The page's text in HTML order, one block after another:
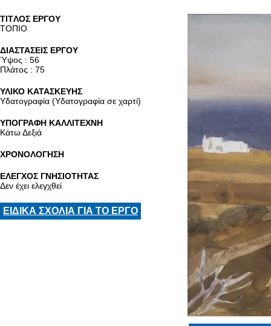
TITΛΟΣ ΕΡΓΟΥ
ΤΟΠΙΟ
ΔΙΑΣΤΑΣΕΙΣ ΕΡΓΟΥ
Ύψος : 56
Πλάτος : 75
ΥΛΙΚΟ ΚΑΤΑΣΚΕΥΗΣ
Υδατογραφία (Υδατογραφία σε χαρτί)
ΥΠΟΓΡΑΦΗ ΚΑΛΛΙΤΕΧΝΗ
Κάτω Δεξιά
ΧΡΟΝΟΛΟΓΗΣΗ
ΕΛΕΓΧΟΣ ΓΝΗΣΙΟΤΗΤΑΣ
Δεν έχει ελεγχθεί
ΕΙΔΙΚΑ ΣΧΟΛΙΑ ΓΙΑ ΤΟ ΕΡΓΟ